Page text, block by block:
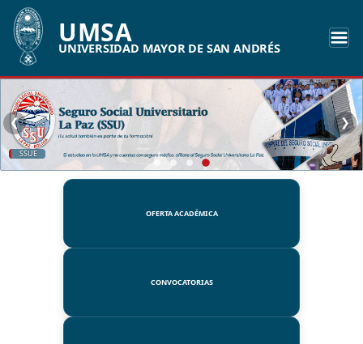
UMSA
UNIVERSIDAD MAYOR DE SAN ANDRÉS
SSUE
❮ ❯
OFERTA ACADÉMICA
CONVOCATORIAS